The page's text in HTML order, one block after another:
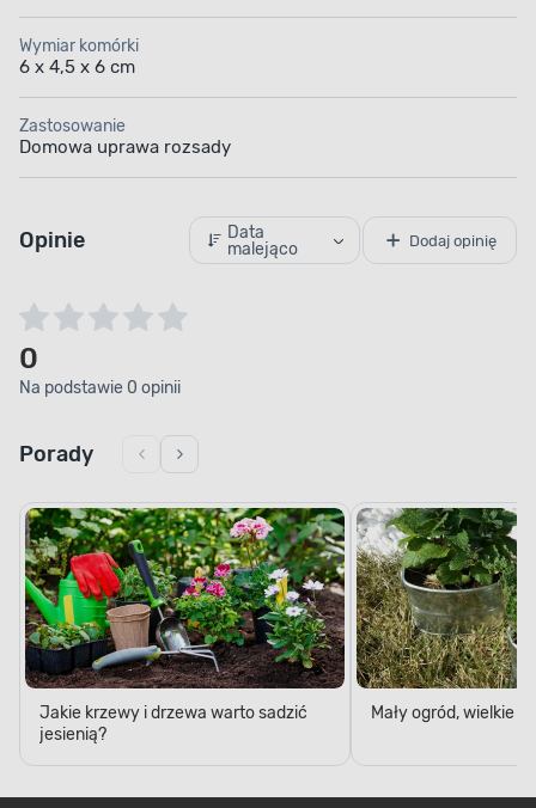
Wymiar komórki
6 x 4,5 x 6 cm
Zastosowanie
Domowa uprawa rozsady
Opinie
Data
malejąco
Dodaj opinię
0
Na podstawie 0 opinii
Porady
Jakie krzewy i drzewa warto sadzić
jesienią?
Mały ogród, wielkie